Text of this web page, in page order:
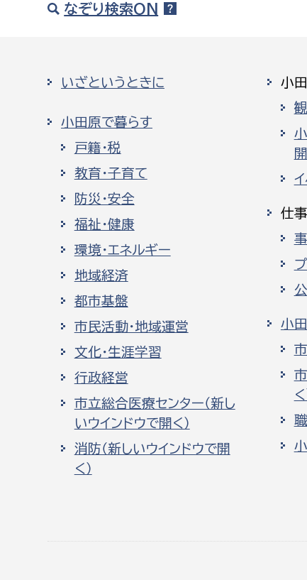
なぞり検索ON
いざというときに
小田原で暮らす
戸籍・税
教育・子育て
防災・安全
福祉・健康
環境・エネルギー
地域経済
都市基盤
市民活動・地域運営
文化・生涯学習
行政経営
市立総合医療センター（新し
いウインドウで開く）
消防（新しいウインドウで開
く）
小
仕事
小
く